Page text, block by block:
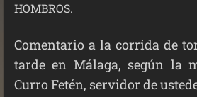
HOMBROS.
Comentario a la corrida de
tarde en Málaga, según la
Curro Fetén, servidor de